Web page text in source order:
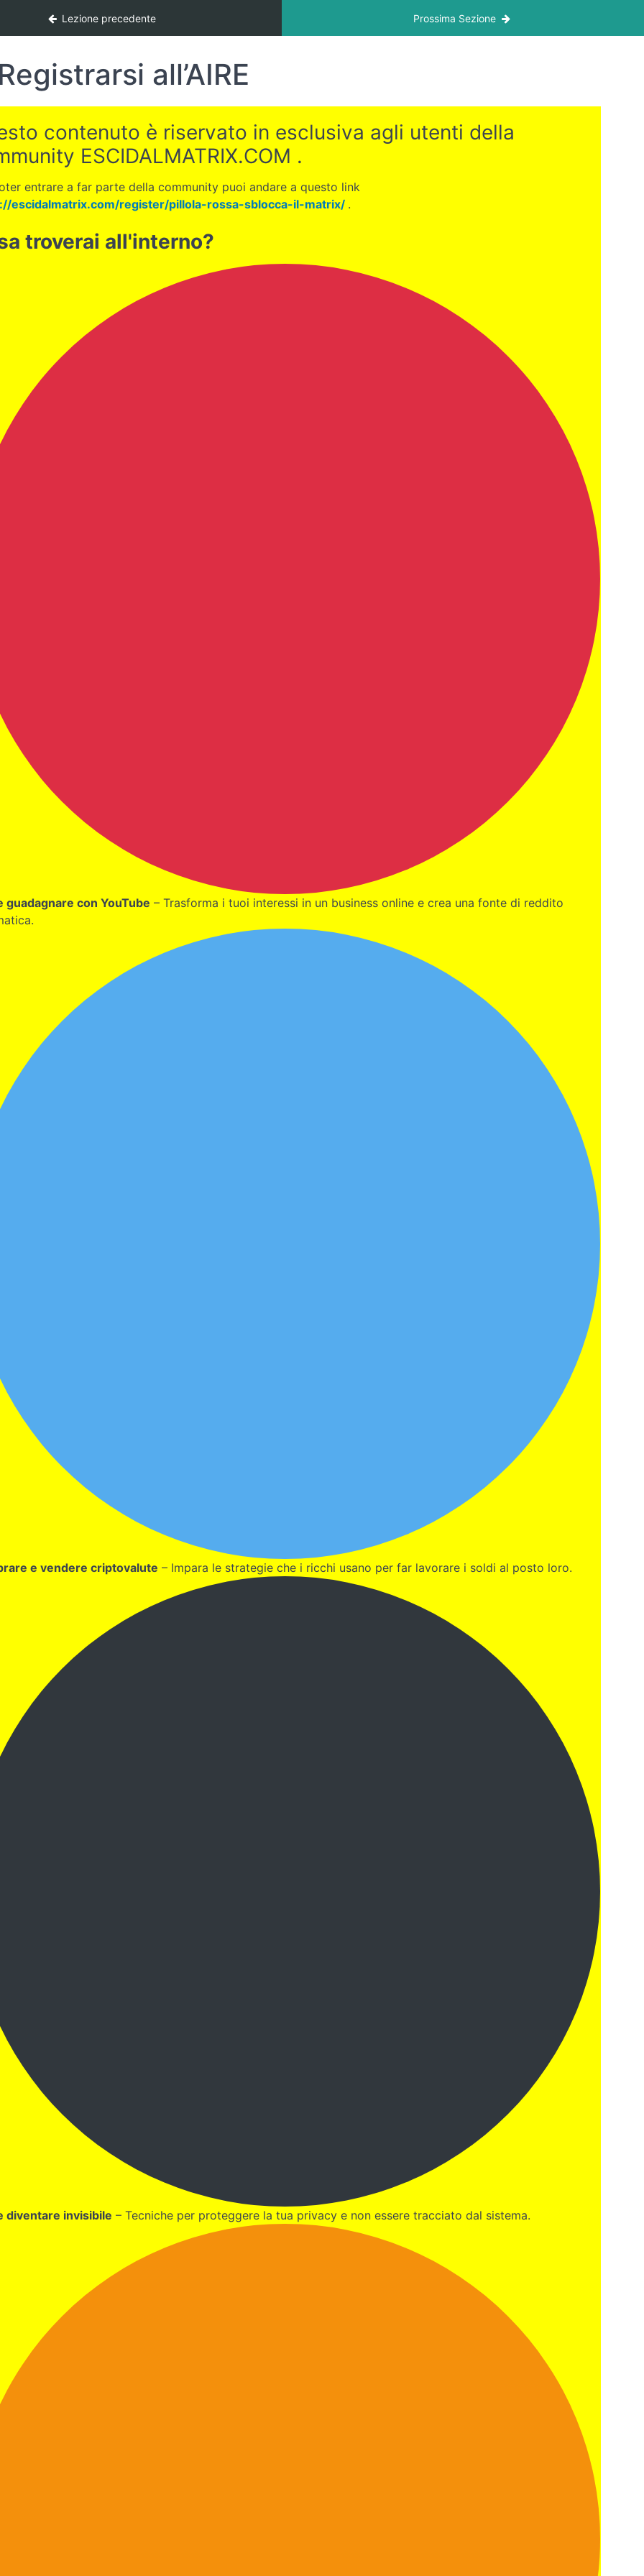
Lezione precedente Prossima Sezione
all’AIRE
contenuto è riservato in esclusiva agli utenti della
ESCIDALMATRIX.COM .
entrare a far parte della community puoi andare a questo link
escidalmatrix.com/register/pillola-rossa-sblocca-il-matrix/ .
troverai all'interno?
guadagnare con YouTube – Trasforma i tuoi interessi in un business online e crea una fonte di reddito
e vendere criptovalute – Impara le strategie che i ricchi usano per far lavorare i soldi al posto loro.
diventare invisibile – Tecniche per proteggere la tua privacy e non essere tracciato dal sistema.